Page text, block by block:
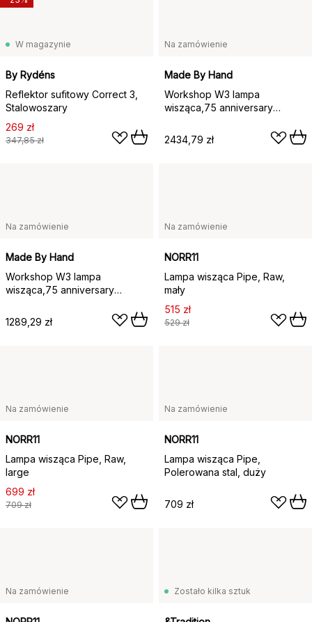
W magazynie
By Rydéns
Reflektor sufitowy Correct 3,
Stalowoszary
269 zł
347,85 zł
Na zamówienie
Made By Hand
Workshop W3 lampa
wisząca,75 anniversary
2434,79 zł
Na zamówienie
Made By Hand
Workshop W3 lampa
wisząca,75 anniversary
1289,29 zł
Na zamówienie
NORR11
Lampa wisząca Pipe, Raw,
mały
515 zł
529 zł
Na zamówienie
NORR11
Lampa wisząca Pipe, Raw,
large
699 zł
709 zł
Na zamówienie
NORR11
Lampa wisząca Pipe,
Polerowana stal, duży
709 zł
Na zamówienie Zostało kilka sztuk